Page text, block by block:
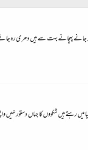
پہچانے بہت سے ہیں دھری رہ جائے
میں رہتے ہیں شکووں کا جہاں